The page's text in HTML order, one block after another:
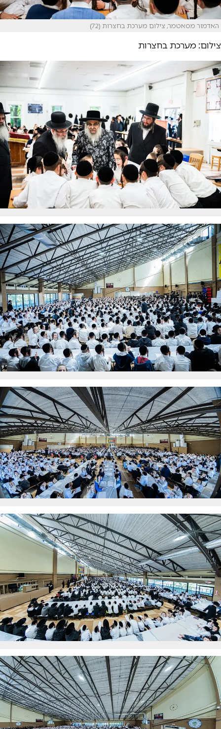
האדמור מסאטמר, צילום מערכת בחצרות (72)
צילום: מערכת בחצרות